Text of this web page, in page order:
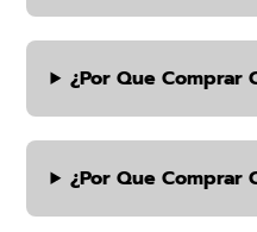
¿por Que Comprar
¿por Que Comprar